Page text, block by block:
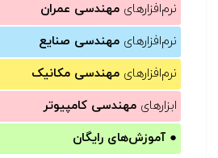
نرم‌افزارهای مهندسی عمران
نرم‌افزارهای مهندسی صنایع
نرم‌افزارهای مهندسی مکانیک
ابزارهای مهندسی کامپیوتر
● آموزش‌های رایگان